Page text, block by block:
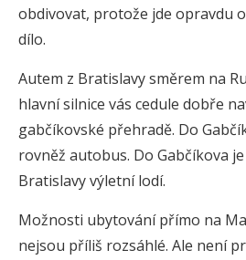
obdivovat, protože jde opravdu
dílo.
Autem z Bratislavy směrem na
hlavní silnice vás cedule dobře
gabčíkovské přehradě. Do
rovněž autobus. Do Gabčíkova
Bratislavy výletní lodí.
Možnosti ubytování přímo na
nejsou příliš rozsáhlé. Ale není